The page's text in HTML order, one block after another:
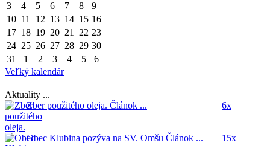
3
4 5 6 7 8
9
10 11 12 13 14 15 16
17 18 19 20 21 22 23
24 25 26 27 28 29 30
31
1 2 3 4 5
6
Veľký kalendár|
Aktuality ...
Zber použitého oleja. Článok ... 6x
Obec Klubina pozýva na SV. Omšu Článok ... 15x